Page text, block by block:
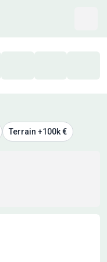
Terrain +100k €